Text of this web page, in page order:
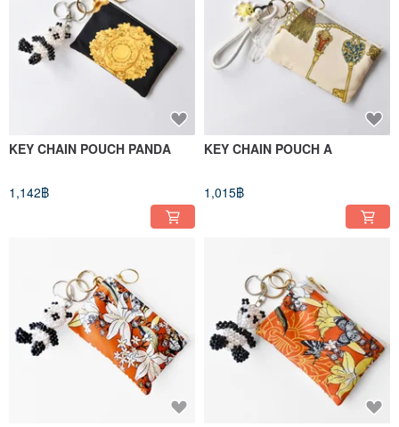
KEY CHAIN POUCH PANDA
1,142฿
KEY CHAIN POUCH A
1,015฿